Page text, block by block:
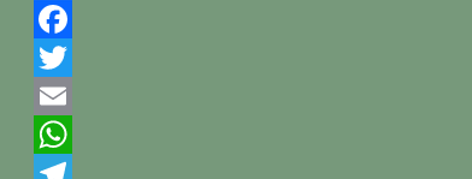
Facebook
Twitter
Email
WhatsApp